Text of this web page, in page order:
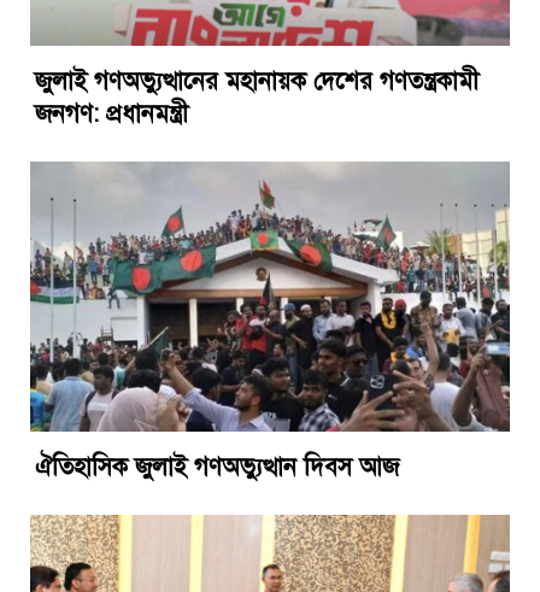
জুলাই গণঅভ্যুত্থানের মহানায়ক দেশের গণতন্ত্রকামী
জনগণ: প্রধানমন্ত্রী
ঐতিহাসিক জুলাই গণঅভ্যুত্থান দিবস আজ